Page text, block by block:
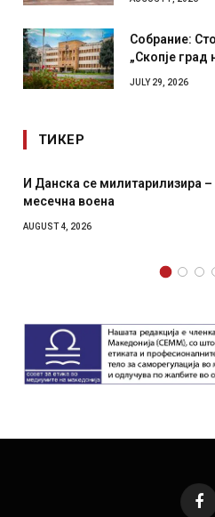
AUGUST 1, 2026
Собрание:
„Скопје град
JULY 29, 2026
ТИКЕР
– воведува нова 11-